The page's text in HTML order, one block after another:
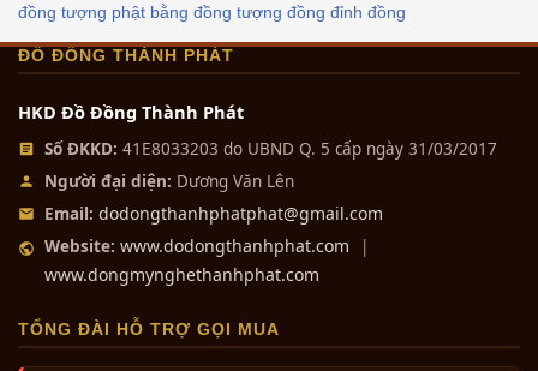
đồng tượng phật bằng đồng tượng đồng đỉnh đồng
ĐỒ ĐỒNG THÀNH PHÁT
HKD Đồ Đồng Thành Phát
Số ĐKKD: 41E8033203 do UBND Q. 5 cấp ngày 31/03/2017
Người đại diện: Dương Văn Lên
Email: dodongthanhphatphat@gmail.com
Website: www.dodongthanhphat.com |
www.dongmynghethanhphat.com
TỔNG ĐÀI HỖ TRỢ GỌI MUA